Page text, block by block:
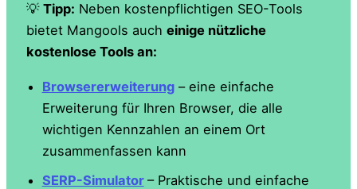
💡 Tipp: Neben kostenpflichtigen SEO-Tools
bietet Mangools auch einige nützliche
kostenlose Tools an:
Browsererweiterung– eine einfache
Erweiterung für Ihren Browser, die alle
wichtigen Kennzahlen an einem Ort
zusammenfassen kann
SERP-Simulator – Praktische und einfache